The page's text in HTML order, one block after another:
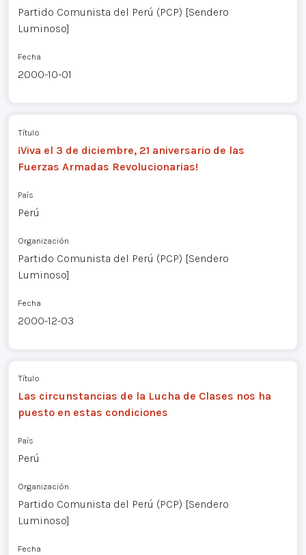
Partido Comunista del Perú (PCP) [Sendero
Luminoso]
Fecha
2000-10-01
Título
¡Viva el 3 de diciembre, 21 aniversario de las
Fuerzas Armadas Revolucionarias!
País
Perú
Organización
Partido Comunista del Perú (PCP) [Sendero
Luminoso]
Fecha
2000-12-03
Título
Las circunstancias de la Lucha de Clases nos ha
puesto en estas condiciones
País
Perú
Organización
Partido Comunista del Perú (PCP) [Sendero
Luminoso]
Fecha